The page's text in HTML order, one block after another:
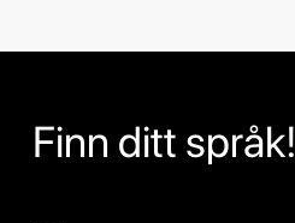
Finn ditt språk!